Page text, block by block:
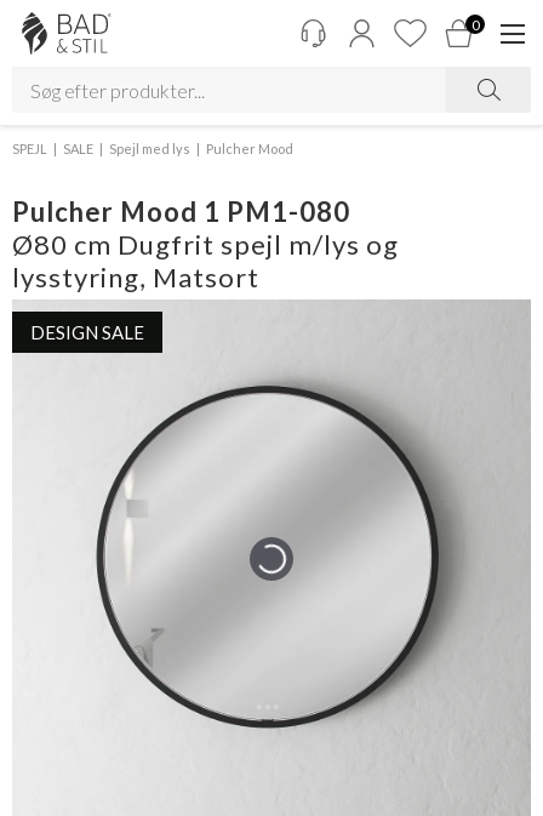
0
SPEJL SALE Spejl med lys Pulcher Mood
Pulcher Mood 1 PM1-080
Ø80 cm Dugfrit spejl m/lys og
lysstyring, Matsort
DESIGN SALE